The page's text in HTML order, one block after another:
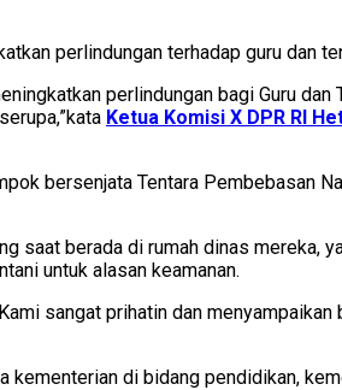
perlindungan terhadap guru dan
perlindungan bagi Guru
Ketua Komisi X DPR RI
bersenjata Tentara Pembebasan
saat berada di rumah dinas mereka,
untuk alasan keamanan.
sangat prihatin dan
kementerian di bidang pendidikan,